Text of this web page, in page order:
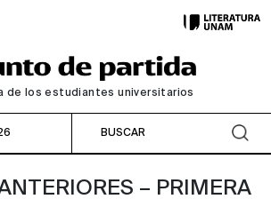
de los estudiantes universitarios
– PRIMERA